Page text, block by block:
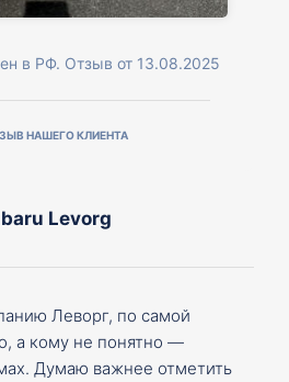
в РФ. Отзыв от 13.08.2025
НАШЕГО КЛИЕНТА
Levorg
Леворг, по самой
а кому не понятно —
Думаю важнее отметить